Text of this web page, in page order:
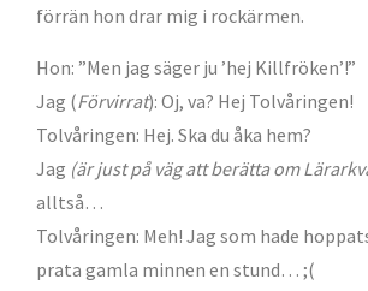
förrän hon drar mig i rockärmen.
Hon: ”Men jag säger ju ’hej Killfröken’!”
Jag (Förvirrat): Oj, va? Hej Tolvåringen!
Tolvåringen: Hej. Ska du åka hem?
Jag (är just på väg att berätta om
alltså…
Tolvåringen: Meh! Jag som hade
prata gamla minnen en stund… ;(